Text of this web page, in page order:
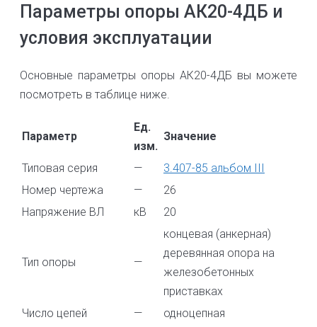
Параметры опоры АК20-4ДБ и
условия эксплуатации
Основные параметры опоры АК20-4ДБ вы можете
посмотреть в таблице ниже.
Параметр
Ед.
изм.
Значение
Типовая серия —
3.407-85 альбом III
Номер чертежа
—
26
Напряжение ВЛ
кВ 20
Тип опоры —
концевая (анкерная)
деревянная опора на
железобетонных
приставках
Число цепей
—
одноцепная